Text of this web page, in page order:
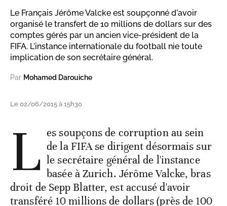
Le Français Jérôme Valcke est soupçonné d'avoir
organisé le transfert de 10 millions de dollars sur des
comptes gérés par un ancien vice-président de la
FIFA. L'instance internationale du football nie toute
implication de son secrétaire général.
Par Mohamed Darouiche
Le 02/06/2015 à 15h30
L es soupçons de corruption au sein
de la FIFA se dirigent désormais sur
le secrétaire général de l'instance
basée à Zurich. Jérôme Valcke, bras
droit de Sepp Blatter, est accusé d'avoir
transféré 10 millions de dollars (près de 100